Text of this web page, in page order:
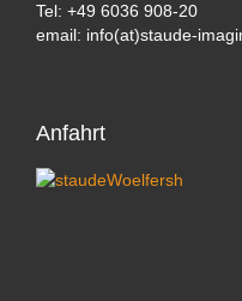
Tel: +49 6036 908-20
email: info(at)staude-
Anfahrt